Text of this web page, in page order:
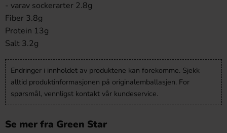
- varav sockerarter 2.8g
Fiber 3.8g
Protein 13g
Salt 3.2g
Endringer i innholdet av produktene kan forekomme. Sjekk
alltid produktinformasjonen på originalemballasjen. For
spørsmål, vennligst kontakt vår kundeservice.
Se mer fra Green Star